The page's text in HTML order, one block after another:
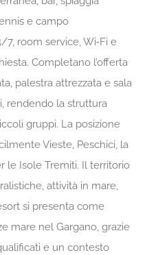
e campo
room service, Wi‑Fi e
Completano l’offerta
palestra attrezzata e sala
rendendo la struttura
gruppi. La posizione
Vieste, Peschici, la
le Isole Tremiti. Il territorio
attività in mare,
si presenta come
mare nel Gargano, grazie
e un contesto